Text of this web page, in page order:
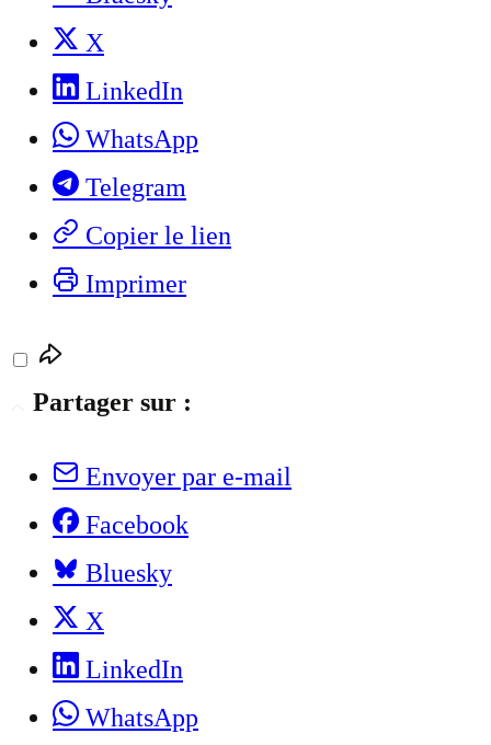
X
LinkedIn
WhatsApp
Telegram
Copier le lien
Imprimer
Partager sur :
Envoyer par e-mail
Facebook
Bluesky
X
LinkedIn
WhatsApp